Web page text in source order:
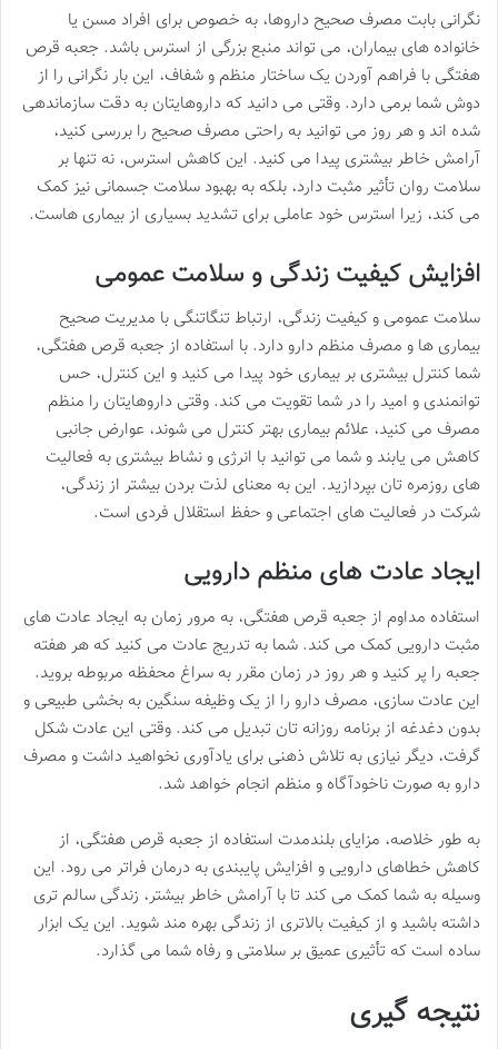
نگرانی بابت مصرف صحیح داروها، به خصوص برای افراد مسن یا
خانواده های بیماران، می تواند منبع بزرگی از استرس باشد. جعبه قرص
هفتگی با فراهم آوردن یک ساختار منظم و شفاف، این بار نگرانی را از
دوش شما برمی دارد. وقتی می دانید که داروهایتان به دقت سازماندهی
شده اند و هر روز می توانید به راحتی مصرف صحیح را بررسی کنید،
آرامش خاطر بیشتری پیدا می کنید. این کاهش استرس، نه تنها بر
سلامت روان تأثیر مثبت دارد، بلکه به بهبود سلامت جسمانی نیز کمک
می کند، زیرا استرس خود عاملی برای تشدید بسیاری از بیماری هاست.
افزایش کیفیت زندگی و سلامت عمومی
سلامت عمومی و کیفیت زندگی، ارتباط تنگاتنگی با مدیریت صحیح
بیماری ها و مصرف منظم دارو دارد. با استفاده از جعبه قرص هفتگی،
شما کنترل بیشتری بر بیماری خود پیدا می کنید و این کنترل، حس
توانمندی و امید را در شما تقویت می کند. وقتی داروهایتان را منظم
مصرف می کنید، علائم بیماری بهتر کنترل می شوند، عوارض جانبی
کاهش می یابند و شما می توانید با انرژی و نشاط بیشتری به فعالیت
های روزمره تان بپردازید. این به معنای لذت بردن بیشتر از زندگی،
شرکت در فعالیت های اجتماعی و حفظ استقلال فردی است.
ایجاد عادت های منظم دارویی
استفاده مداوم از جعبه قرص هفتگی، به مرور زمان به ایجاد عادت های
مثبت دارویی کمک می کند. شما به تدریج عادت می کنید که هر هفته
جعبه را پر کنید و هر روز در زمان مقرر به سراغ محفظه مربوطه بروید.
این عادت سازی، مصرف دارو را از یک وظیفه سنگین به بخشی طبیعی و
بدون دغدغه از برنامه روزانه تان تبدیل می کند. وقتی این عادت شکل
گرفت، دیگر نیازی به تلاش ذهنی برای یادآوری نخواهید داشت و مصرف
دارو به صورت ناخودآگاه و منظم انجام خواهد شد.
به طور خلاصه، مزایای بلندمدت استفاده از جعبه قرص هفتگی، از
کاهش خطاهای دارویی و افزایش پایبندی به درمان فراتر می رود. این
وسیله به شما کمک می کند تا با آرامش خاطر بیشتر، زندگی سالم تری
داشته باشید و از کیفیت بالاتری از زندگی بهره مند شوید. این یک ابزار
ساده است که تأثیری عمیق بر سلامتی و رفاه شما می گذارد.
نتیجه گیری